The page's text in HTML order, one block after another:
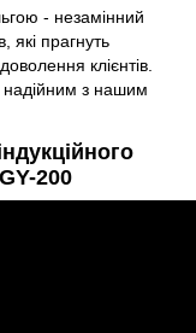
- незамінний
які прагнуть
клієнтів.
надійним з нашим
200